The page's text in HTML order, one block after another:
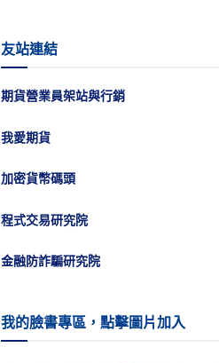
友站連結
期貨營業員架站與行銷
我愛期貨
加密貨幣碼頭
程式交易研究院
金融防詐騙研究院
我的臉書專區，點擊圖片加入